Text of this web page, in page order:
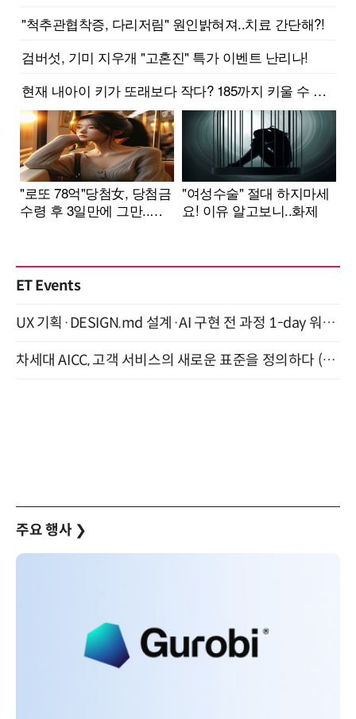
ET Events
UX 기획·DESIGN.md 설계·AI 구현 전 과정 1-day 워크숍 with Claude Code·Codex 9월 15일 개최
차세대 AICC, 고객 서비스의 새로운 표준을 정의하다 (9/9)
주요 행사 ❯